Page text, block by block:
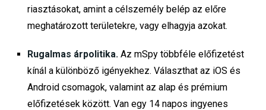
riasztásokat, amint a célszemély belép az előre
meghatározott területekre, vagy elhagyja azokat.
Rugalmas árpolitika. Az mSpy többféle előfizetést
kínál a különböző igényekhez. Választhat az iOS és
Android csomagok, valamint az alap és prémium
előfizetések között. Van egy 14 napos ingyenes